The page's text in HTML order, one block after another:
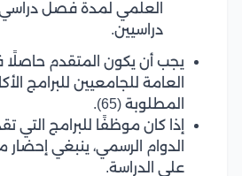
العلمي لمدة فصل
دراسيين.
يجب أن يكون المتقدم حاصلًا
العامة للجامعيين للبرامج
المطلوبة (65).
إذا كان موظفًا للبرامج التي
الدوام الرسمي، ينبغي
على الدراسة.